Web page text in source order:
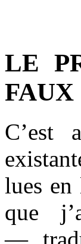
LE
FAUX
C’est
lues
que
—